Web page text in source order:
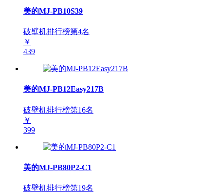
美的MJ-PB10S39
破壁机排行榜第4名
￥
439
美的MJ-PB12Easy217B
破壁机排行榜第16名
￥
399
美的MJ-PB80P2-C1
破壁机排行榜第19名